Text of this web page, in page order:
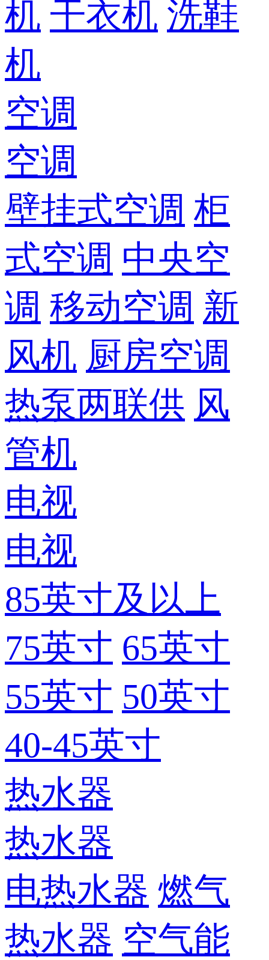
机 干衣机 洗鞋
机
空调
空调
壁挂式空调 柜
式空调 中央空
调 移动空调 新
风机 厨房空调
热泵两联供 风
管机
电视
电视
85英寸及以上
75英寸 65英寸
55英寸 50英寸
40-45英寸
热水器
热水器
电热水器 燃气
热水器 空气能